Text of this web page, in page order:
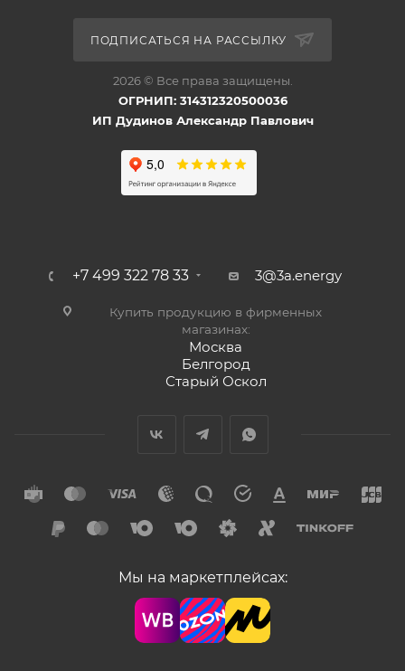
ПОДПИСАТЬСЯ НА РАССЫЛКУ
2026 © Все права защищены.
ОГРНИП: 314312320500036
ИП Дудинов Александр Павлович
+7 499 322 78 33 3@3a.energy
Купить продукцию в фирменных
магазинах:
Москва
Белгород
Старый Оскол
Мы на маркетплейсах: